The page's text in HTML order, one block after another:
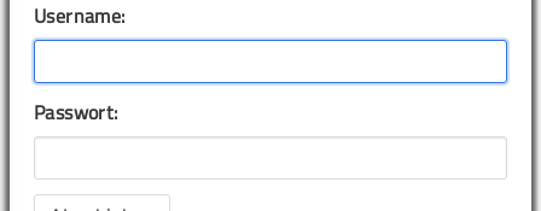
Username:
Passwort: